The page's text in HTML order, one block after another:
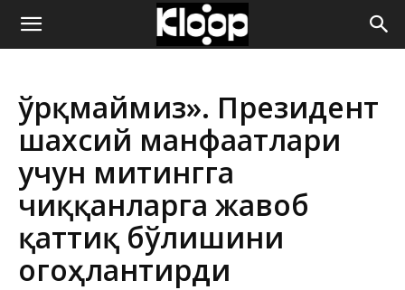
ҚИРҒИЗИСТОН
ЯНГИЛИКЛАРИ
Қўрқмаймиз». Президент
шахсий манфаатлари
учун митингга
чиққанларга жавоб
қаттиқ бўлишини
огоҳлантирди